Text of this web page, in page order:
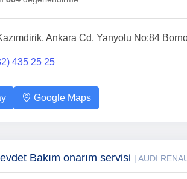
Ankara Cd. Yanyolu No:84
435 25 25
Google Maps
Bakım onarım servisi | AUDI